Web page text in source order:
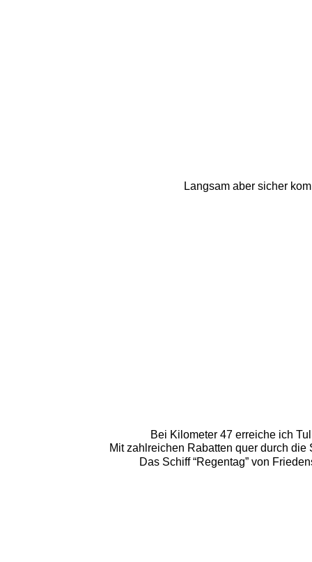
Bei Kilometer 47 erreiche ich
Mit zahlreichen Rabatten quer durch
Das Schiff “Regentag” von
Langsam aber sicher